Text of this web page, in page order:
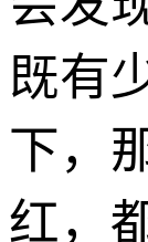
既有
下，
红，